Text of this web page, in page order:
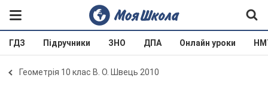
ГДЗ Підручники ЗНО ДПА Онлайн уроки
Геометрія 10 клас В. О. Швець 2010